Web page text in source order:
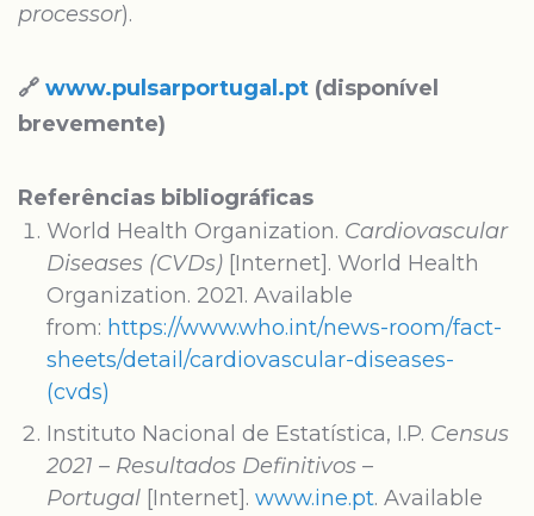
processor).
🔗 www.pulsarportugal.pt (disponível
brevemente)
Referências bibliográficas
World Health Organization. Cardiovascular
Diseases (CVDs) [Internet]. World Health
Organization. 2021. Available
from: https://www.who.int/news-room/fact-
sheets/detail/cardiovascular-diseases-
(cvds)
Instituto Nacional de Estatística, I.P. Census
2021 – Resultados Definitivos –
Portugal [Internet]. www.ine.pt. Available